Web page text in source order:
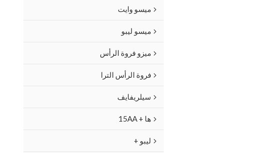
ميسو وايت
ميسو ليبو
ميزو فروة الرأس
فروة الرأس الترا
سيلريفايف
ها + 15AA
ليبو +